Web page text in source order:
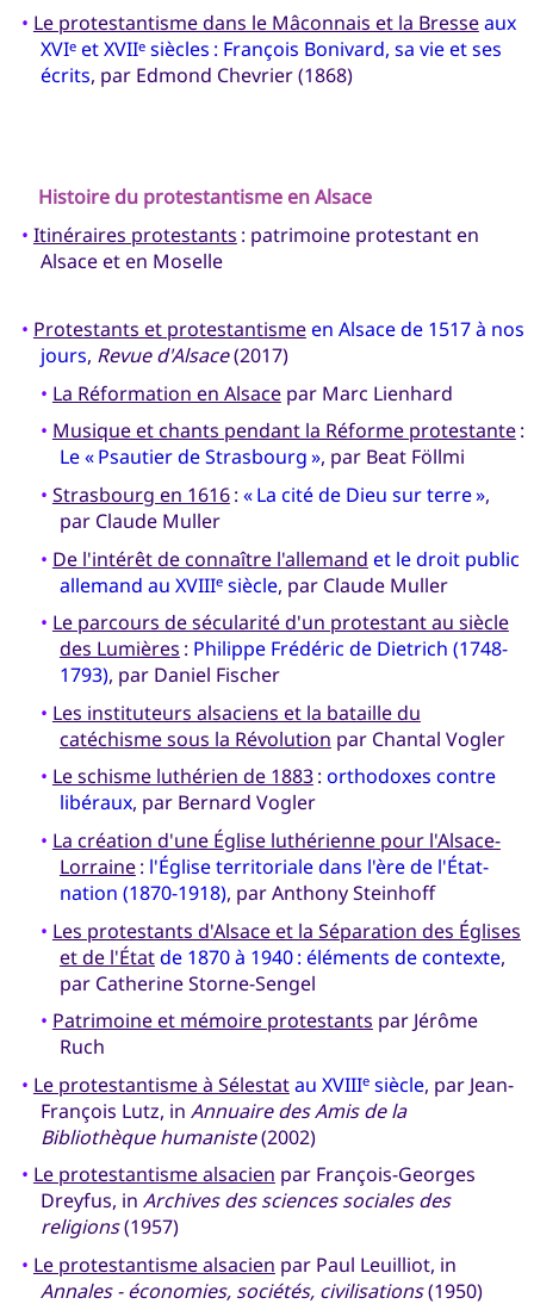
• Le protestantisme dans le Mâconnais et la Bresseaux
XVIeet XVIIesiècles : François Bonivard, sa vie et ses
écrits, par Edmond Chevrier (1868)
Histoire du protestantisme enAlsace
• Itinéraires protestants : patrimoine protestant en
Alsace et en Moselle
• Protestants et protestantismeen Alsace de 1517 à nos
jours, Revue d'Alsace(2017)
• La Réformation en Alsacepar Marc Lienhard
• Musique et chants pendant la Réforme protestante:
Le « Psautier de Strasbourg », par Beat Föllmi
• Strasbourg en 1616: « La cité de Dieu sur terre »,
par Claude Muller
• De l'intérêt de connaître l'allemand et le droit public
allemand au XVIIIesiècle, par Claude Muller
• Le parcours de sécularité d'un protestant au siècle
des Lumières : Philippe Frédéric de Dietrich (1748-
1793), par Daniel Fischer
• Les instituteurs alsaciens et la bataille du
catéchisme sous la Révolution par Chantal Vogler
• Le schisme luthérien de 1883: orthodoxes contre
libéraux, par Bernard Vogler
• La création d'une Église luthérienne pour l'Alsace-
Lorraine: l'Église territoriale dans l'ère de l'État-
nation (1870-1918), par Anthony Steinhoff
• Les protestants d'Alsace et la Séparation des Églises
et de l'Étatde 1870 à 1940 : éléments de contexte,
par Catherine Storne-Sengel
• Patrimoine et mémoire protestants par Jérôme
Ruch
• Le protestantisme à Sélestatau XVIIIesiècle, par Jean-
François Lutz, in Annuaire des Amis de la
Bibliothèque humaniste(2002)
• Le protestantisme alsacien par François-Georges
Dreyfus, in Archives des sciences sociales des
religions(1957)
• Le protestantisme alsacien par Paul Leuilliot, in
Annales - économies, sociétés, civilisations(1950)